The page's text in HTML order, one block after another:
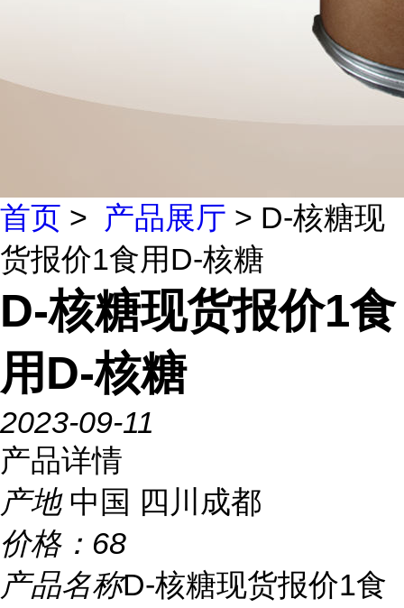
首页 > 产品展厅 > D-核糖现
货报价1食用D-核糖
D-核糖现货报价1食
用D-核糖
2023-09-11
产品详情
产地 中国 四川成都
价格： 68
产品名称D-核糖现货报价1食